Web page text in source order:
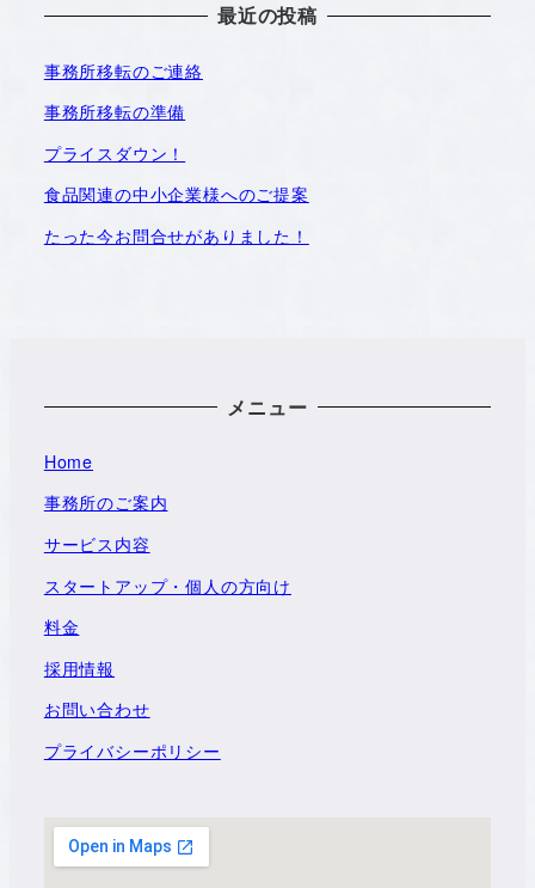
最近の投稿
事務所移転のご連絡
事務所移転の準備
プライスダウン！
食品関連の中小企業様へのご提案
たった今お問合せがありました！
メニュー
Home
事務所のご案内
サービス内容
スタートアップ・個人の方向け
料金
採用情報
お問い合わせ
プライバシーポリシー